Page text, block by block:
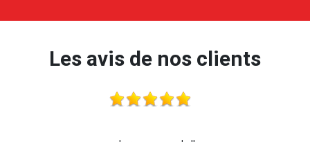
Les avis de nos clients